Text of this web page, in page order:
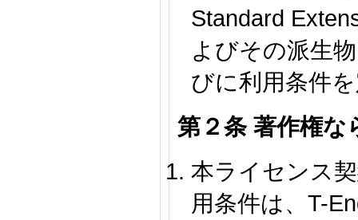
Standard
よびその派生
びに利用条件
第２条 著作権な
本ライセンス
用条件は、T-